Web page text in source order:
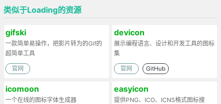
类似于Loading的资源
gifski
一款简单易操作，把影片转为的Gif的
超简单工具
官网
devicon
展示编程语言、设计和开发工具的图标
集
官网 GitHub
icomoon
一个在线的图标字体生成器
easyicon
提供PNG、ICO、ICNS格式图标搜